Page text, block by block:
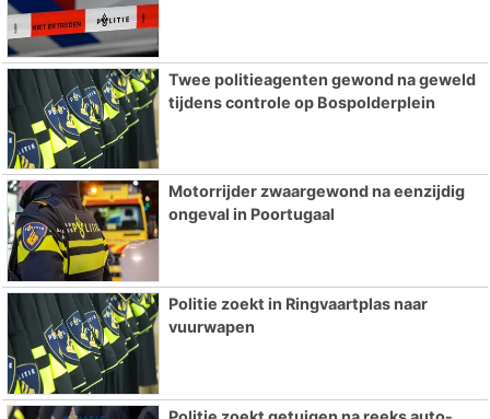
Twee politieagenten gewond na geweld
tijdens controle op Bospolderplein
Motorrijder zwaargewond na eenzijdig
ongeval in Poortugaal
Politie zoekt in Ringvaartplas naar
vuurwapen